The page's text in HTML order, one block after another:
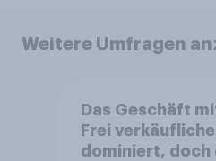
Weitere Umfragen
Das Geschäft
Frei
dominiert, doch